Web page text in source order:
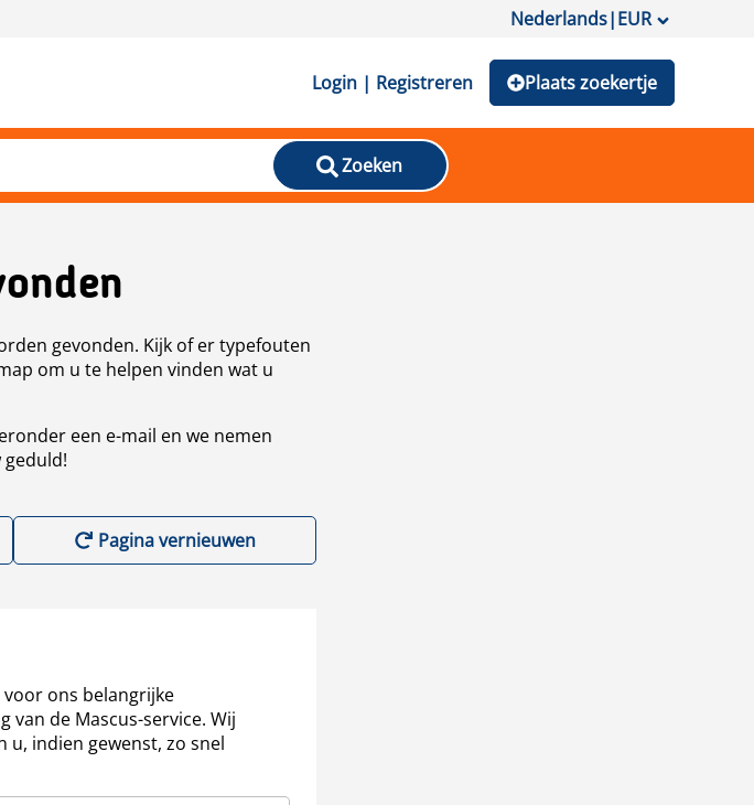
Nederlands|EUR
Login | Registreren Plaats zoekertje
Zoeken
gevonden. Kijk of er typefouten
om u te helpen vinden wat u
een e-mail en we nemen
Pagina vernieuwen
ons belangrijke
van de Mascus-service. Wij
u, indien gewenst, zo snel